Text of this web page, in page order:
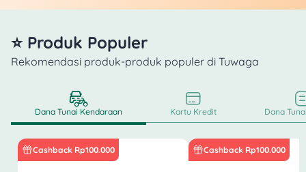
⭐ Produk Populer
Rekomendasi produk-produk populer di Tuwaga
Dana Tunai Kendaraan Kartu Kredit Dana
Cashback Rp100.000 Cashback Rp100.000